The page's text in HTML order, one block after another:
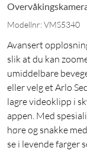
Modellnr: VMS5340
Avansert
slik at du kan
umiddelbare
eller velg et Arlo
lagre videoklipp i
appen. Med
høre og snakke
se i levende farger